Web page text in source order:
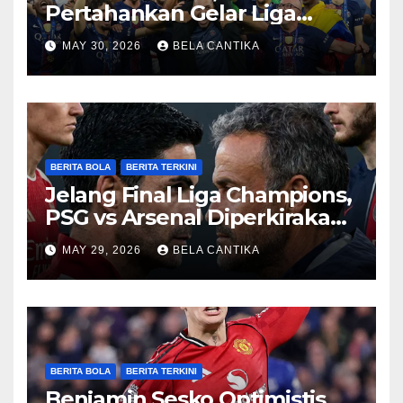
Pertahankan Gelar Liga
Champions
MAY 30, 2026 BELA CANTIKA
BERITA BOLA BERITA TERKINI
Jelang Final Liga Champions,
PSG vs Arsenal Diperkirakan
Sengit
MAY 29, 2026 BELA CANTIKA
BERITA BOLA BERITA TERKINI